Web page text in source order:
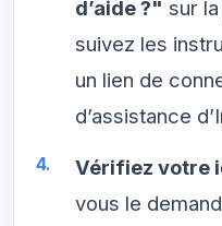
d’aide ?" sur
suivez les
un lien de
d’assistance
Vérifiez votre
vous le